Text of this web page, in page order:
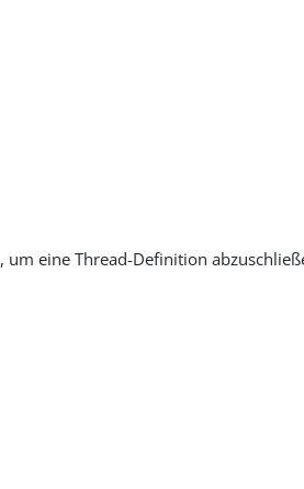
, um eine Thread-Definition